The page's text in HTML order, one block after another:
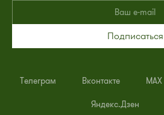
Подписаться
Телеграм Вконтакте MAX
Яндекс.Дзен